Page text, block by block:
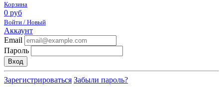
Корзина
0 руб
Войти / Новый
Аккаунт
Email
Пароль
Вход
Зарегистрироваться Забыли пароль?